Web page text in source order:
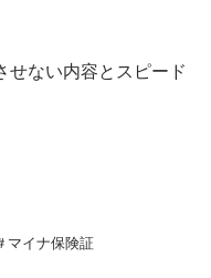
せない内容とスピード
イナ保険証